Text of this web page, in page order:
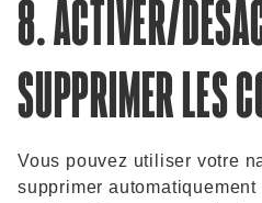
8. ACTIVER/
SUPPRIMER LES
Vous pouvez utiliser votre
supprimer